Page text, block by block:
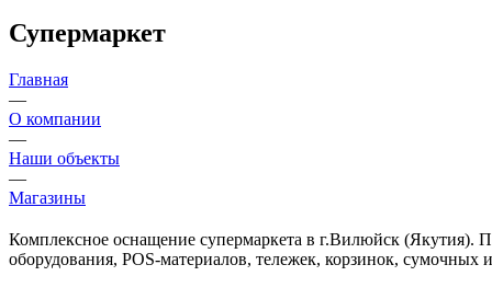
Супермаркет
Главная
—
О компании
—
Наши объекты
—
Магазины
Комплексное оснащение супермаркета в г.Вилюйск (Якутия).
оборудования, POS-материалов, тележек, корзинок, сумочных